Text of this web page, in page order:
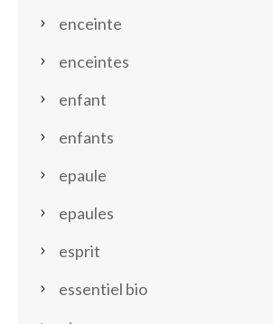
enceinte
enceintes
enfant
enfants
epaule
epaules
esprit
essentiel bio